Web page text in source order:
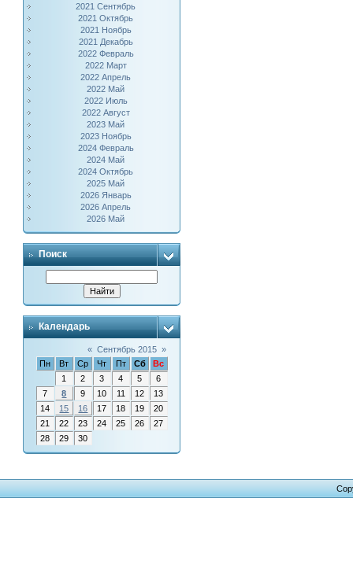
2021 Сентябрь
2021 Октябрь
2021 Ноябрь
2021 Декабрь
2022 Февраль
2022 Март
2022 Апрель
2022 Май
2022 Июль
2022 Август
2023 Май
2023 Ноябрь
2024 Февраль
2024 Май
2024 Октябрь
2025 Май
2026 Январь
2026 Апрель
2026 Май
Поиск
Календарь
« Сентябрь 2015 »
Пн
Вт Ср Чт Пт Сб
Вс
1
2 3 4 5
6
7
8 9 10 11 12
13
14
15 16 17 18 19
20
21
22 23 24 25 26
27
28
29 30